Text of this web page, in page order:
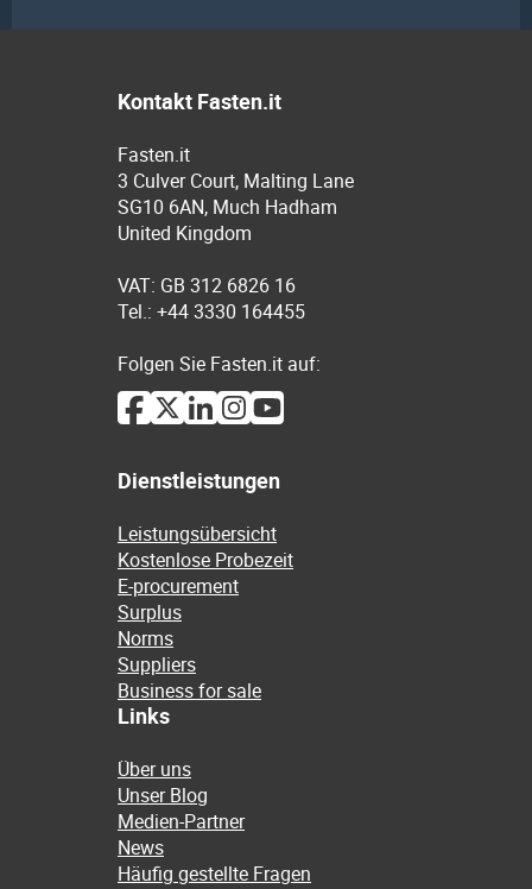
Kontakt Fasten.it
Fasten.it
3 Culver Court, Malting Lane
SG10 6AN, Much Hadham
United Kingdom
VAT: GB 312 6826 16
Tel.: +44 3330 164455
Folgen Sie Fasten.it auf:
Dienstleistungen
Leistungsübersicht
Kostenlose Probezeit
E-procurement
Surplus
Norms
Suppliers
Business for sale
Links
Über uns
Unser Blog
Medien-Partner
News
Häufig gestellte Fragen